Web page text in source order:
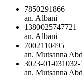
7850291866
an. Albani
1380025747721
an. Albani
7002110495
an. Mutsanna
3023-01-
an. Mutsanna